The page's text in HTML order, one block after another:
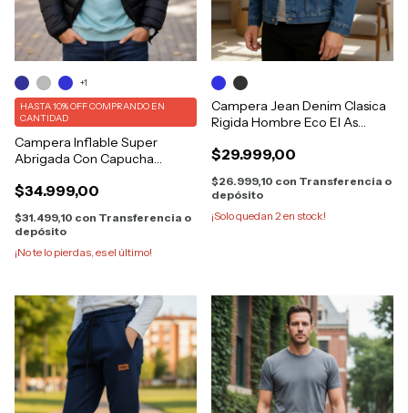
Campera Inflable Super
Abrigada Con Capucha
$34.999,00
HASTA 10% OFFCOMPRANDO EN
CANTIDAD
$31.499,10 con Transferencia o
depósito
¡No te lo pierdas, es el último!
+1
Campera Jean Denim Clasica
Rigida Hombre Eco El As
$29.999,00
$26.999,10 con Transferencia o
depósito
¡Solo quedan 2en stock!